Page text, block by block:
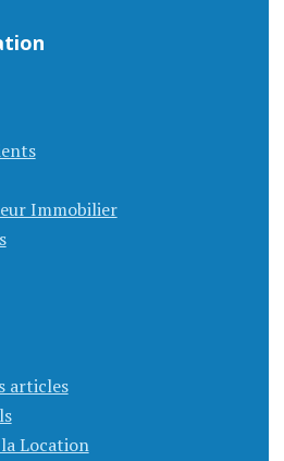
Immobilier
articles
Location